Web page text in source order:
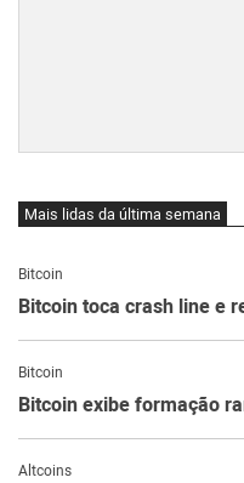
Mais lidas da última semana
Bitcoin
Bitcoin toca crash line e
Bitcoin
Bitcoin exibe formação
Altcoins